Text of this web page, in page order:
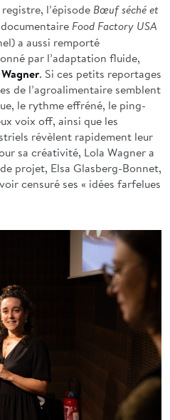
l’épisode Bœuf séché et
Food Factory USA
a aussi remporté
par l’adaptation fluide,
. Si ces petits reportages
de l’agroalimentaire semblent
le rythme effréné, le ping-
voix off, ainsi que les
révèlent rapidement leur
sa créativité, Lola Wagner a
projet, Elsa Glasberg-Bonnet,
censuré ses « idées farfelues